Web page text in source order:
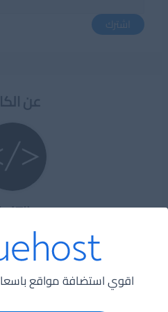
اقوي استضافة مواقع باسعار تبدء
اشترك
عن
مؤسس